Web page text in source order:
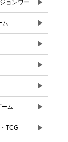
ョンワー ▶
ム ▶
▶
▶
▶
ム ▶
TCG ▶